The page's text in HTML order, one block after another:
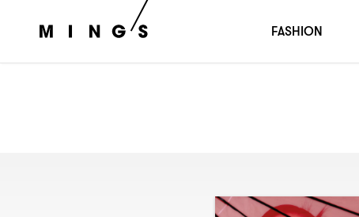
FASHION